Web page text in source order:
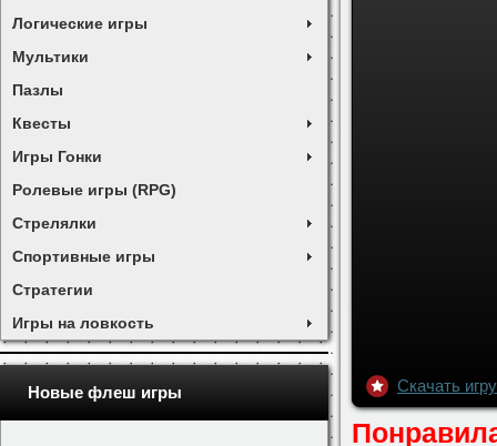
Логические игры
Мультики
Пазлы
Квесты
Игры Гонки
Ролевые игры (RPG)
Стрелялки
Спортивные игры
Стратегии
Игры на ловкость
Новые флеш игры